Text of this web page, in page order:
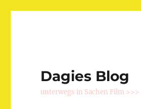
Dagies Blog
unterwegs in Sachen Film